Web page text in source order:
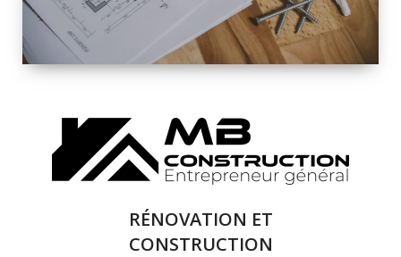
SOLUTIONS DE
RÉNOVATION
COMPLÈTE
RÉNOVATION ET
CONSTRUCTION